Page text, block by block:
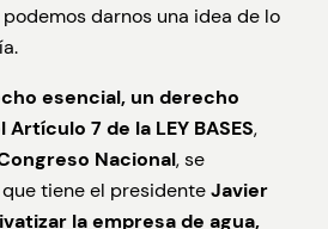
darnos una idea de lo
esencial, un derecho
Artículo 7 de la LEY BASES,
Nacional, se
tiene el presidenteJavier
la empresa de agua,